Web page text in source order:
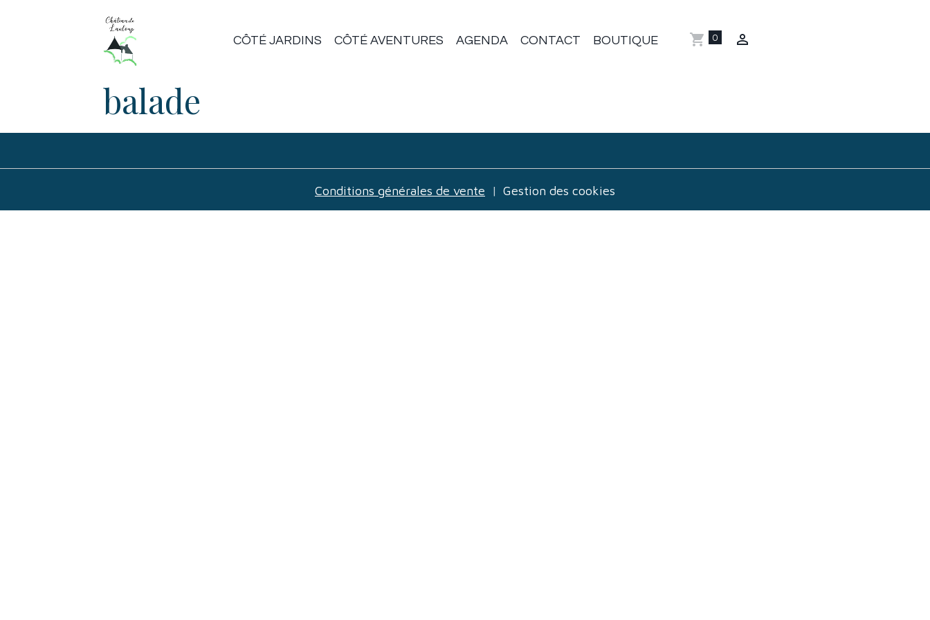
CÔTÉ JARDINS CÔTÉ AVENTURES AGENDA CONTACT BOUTIQUE 0
balade
Conditions générales de vente Gestion des cookies